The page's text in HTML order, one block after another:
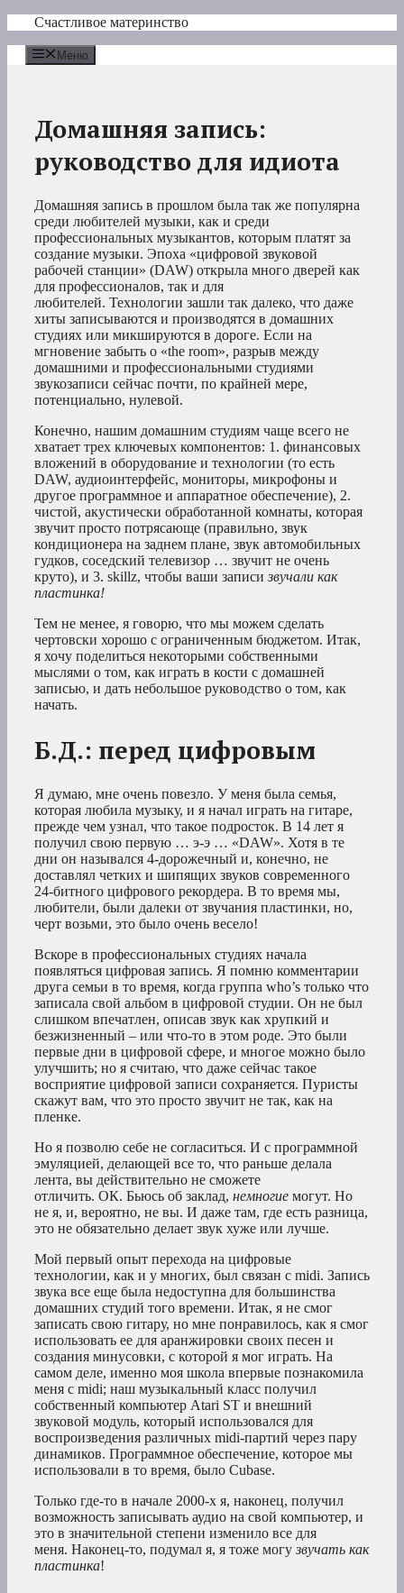
Перейти
содержимому
Счастливое материнство
Меню
Домашняя запись:
руководство для идиота
Домашняя запись в прошлом была так же популярна
среди любителей музыки, как и среди
профессиональных музыкантов, которым платят за
создание музыки. Эпоха «цифровой звуковой
рабочей станции» (DAW) открыла много дверей как
для профессионалов, так и для
любителей. Технологии зашли так далеко, что даже
хиты записываются и производятся в домашних
студиях или микшируются в дороге. Если на
мгновение забыть о «the room», разрыв между
домашними и профессиональными студиями
звукозаписи сейчас почти, по крайней мере,
потенциально, нулевой.
Конечно, нашим домашним студиям чаще всего не
хватает трех ключевых компонентов: 1. финансовых
вложений в оборудование и технологии (то есть
DAW, аудиоинтерфейс, мониторы, микрофоны и
другое программное и аппаратное обеспечение), 2.
чистой, акустически обработанной комнаты, которая
звучит просто потрясающе (правильно, звук
кондиционера на заднем плане, звук автомобильных
гудков, соседский телевизор … звучит не очень
круто), и 3. skillz, чтобы ваши записи звучали как
пластинка!
Тем не менее, я говорю, что мы можем сделать
чертовски хорошо с ограниченным бюджетом. Итак,
я хочу поделиться некоторыми собственными
мыслями о том, как играть в кости с домашней
записью, и дать небольшое руководство о том, как
начать.
Б.Д.: перед цифровым
Я думаю, мне очень повезло. У меня была семья,
которая любила музыку, и я начал играть на гитаре,
прежде чем узнал, что такое подросток. В 14 лет я
получил свою первую … э-э … «DAW». Хотя в те
дни он назывался 4-дорожечный и, конечно, не
доставлял четких и шипящих звуков современного
24-битного цифрового рекордера. В то время мы,
любители, были далеки от звучания пластинки, но,
черт возьми, это было очень весело!
Вскоре в профессиональных студиях начала
появляться цифровая запись. Я помню комментарии
друга семьи в то время, когда группа who’s только что
записала свой альбом в цифровой студии. Он не был
слишком впечатлен, описав звук как хрупкий и
безжизненный – или что-то в этом роде. Это были
первые дни в цифровой сфере, и многое можно было
улучшить; но я считаю, что даже сейчас такое
восприятие цифровой записи сохраняется. Пуристы
скажут вам, что это просто звучит не так, как на
пленке.
Но я позволю себе не согласиться. И с программной
эмуляцией, делающей все то, что раньше делала
лента, вы действительно не сможете
отличить. ОК. Бьюсь об заклад, немногие могут. Но
не я, и, вероятно, не вы. И даже там, где есть разница,
это не обязательно делает звук хуже или лучше.
Мой первый опыт перехода на цифровые
технологии, как и у многих, был связан с midi. Запись
звука все еще была недоступна для большинства
домашних студий того времени. Итак, я не смог
записать свою гитару, но мне понравилось, как я смог
использовать ее для аранжировки своих песен и
создания минусовки, с которой я мог играть. На
самом деле, именно моя школа впервые познакомила
меня с midi; наш музыкальный класс получил
собственный компьютер Atari ST и внешний
звуковой модуль, который использовался для
воспроизведения различных midi-партий через пару
динамиков. Программное обеспечение, которое мы
использовали в то время, было Cubase.
Только где-то в начале 2000-х я, наконец, получил
возможность записывать аудио на свой компьютер, и
это в значительной степени изменило все для
меня. Наконец-то, подумал я, я тоже могу звучать как
пластинка!